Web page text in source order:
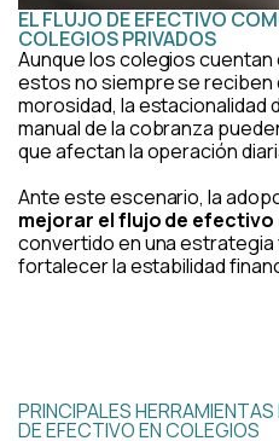
EL FLUJO DE EFECTIVO
COLEGIOS PRIVADOS
Aunque los colegios
estos no siempre se reciben
morosidad, la estacionalidad
manual de la cobranza
que afectan la operación
Ante este escenario, la
mejorar el flujo de
convertido en una
fortalecer la estabilidad
PRINCIPALES
DE EFECTIVO EN COLEGIOS